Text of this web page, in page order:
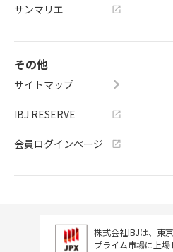
サンマリエ
その他
サイトマップ
IBJ RESERVE
会員ログインページ
株式会社IBJは、東
プライム市場に上場